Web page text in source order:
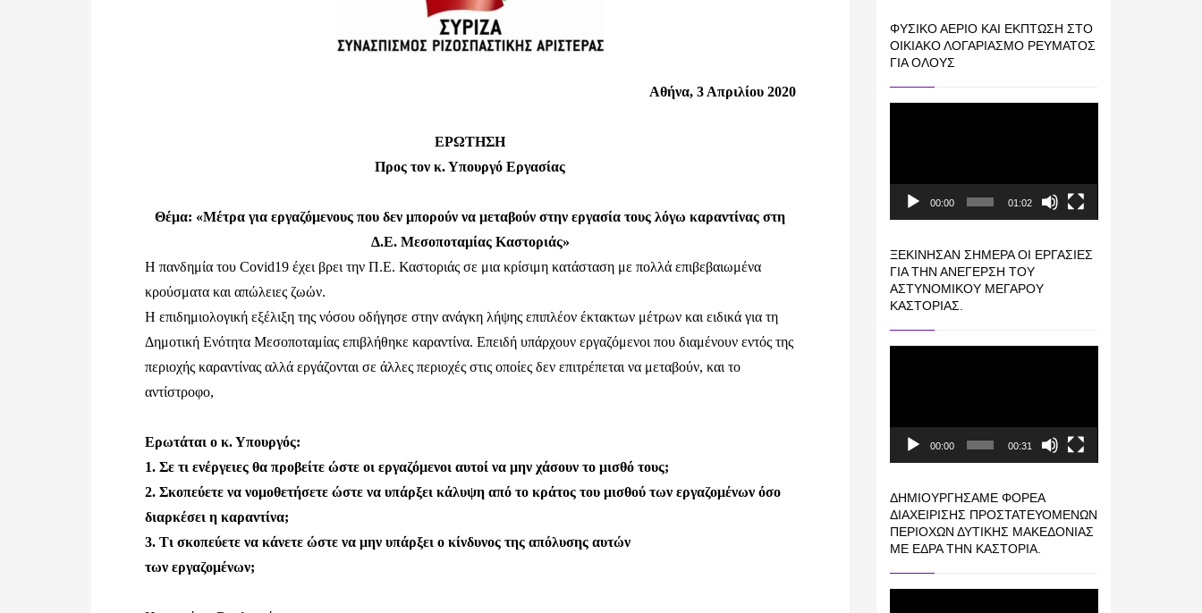
Αθήνα, 3 Απριλίου 2020
ΕΡΩΤΗΣΗ
Προς τον κ. Υπουργό Εργασίας
Θέμα: «Μέτρα για εργαζόμενους που δεν μπορούν να μεταβούν στην εργασία τους λόγω καραντίνας στη
Δ.Ε. Μεσοποταμίας Καστοριάς»
Η πανδημία του Covid19 έχει βρει την Π.Ε. Καστοριάς σε μια κρίσιμη κατάσταση με πολλά επιβεβαιωμένα
κρούσματα και απώλειες ζωών.
Η επιδημιολογική εξέλιξη της νόσου οδήγησε στην ανάγκη λήψης επιπλέον έκτακτων μέτρων και ειδικά για τη
Δημοτική Ενότητα Μεσοποταμίας επιβλήθηκε καραντίνα. Επειδή υπάρχουν εργαζόμενοι που διαμένουν εντός της
περιοχής καραντίνας αλλά εργάζονται σε άλλες περιοχές στις οποίες δεν επιτρέπεται να μεταβούν, και το
αντίστροφο,
Ερωτάται ο κ. Υπουργός:
1. Σε τι ενέργειες θα προβείτε ώστε οι εργαζόμενοι αυτοί να μην χάσουν το μισθό τους;
2. Σκοπεύετε να νομοθετήσετε ώστε να υπάρξει κάλυψη από το κράτος του μισθού των εργαζομένων όσο
διαρκέσει η καραντίνα;
3. Τι σκοπεύετε να κάνετε ώστε να μην υπάρξει ο κίνδυνος της απόλυσης αυτών
των εργαζομένων;
ΦΥΣΙΚΌ ΑΈΡΙΟ ΚΑΙ ΕΚΠΤΩΣΗ ΣΤΟ
ΟΙΚΙΑΚΌ ΛΟΓΑΡΙΑΣΜΌ ΡΕΎΜΑΤΟΣ
ΓΙΑ ΟΛΟΥΣ
00:00 01:02
ΞΕΚΊΝΗΣΑΝ ΣΉΜΕΡΑ ΟΙ ΕΡΓΑΣΊΕΣ
ΓΙΑ ΤΗΝ ΑΝΈΓΕΡΣΗ ΤΟΥ
ΑΣΤΥΝΟΜΙΚΟΎ ΜΕΓΆΡΟΥ
ΚΑΣΤΟΡΙΆΣ.
00:00 00:31
ΔΗΜΙΟΥΡΓΉΣΑΜΕ ΦΟΡΈΑ
ΔΙΑΧΕΊΡΙΣΗΣ ΠΡΟΣΤΑΤΕΥΌΜΕΝΩΝ
ΠΕΡΙΟΧΏΝ ΔΥΤΙΚΉΣ ΜΑΚΕΔΟΝΊΑΣ
ΜΕ ΈΔΡΑ ΤΗΝ ΚΑΣΤΟΡΙΆ.